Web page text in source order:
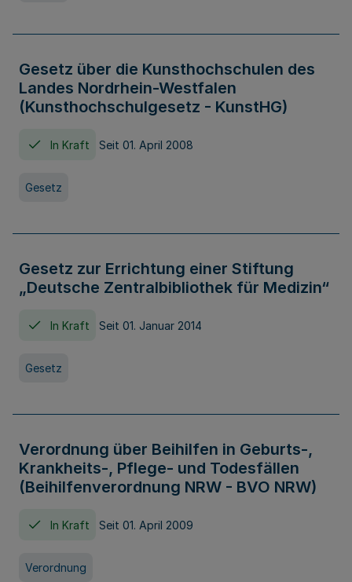
Gesetz über die Kunsthochschulen des
Landes Nordrhein-Westfalen
(Kunsthochschulgesetz - KunstHG)
In Kraft Seit 01. April 2008
Gesetz
Gesetz zur Errichtung einer Stiftung
„Deutsche Zentralbibliothek für Medizin“
In Kraft Seit 01. Januar 2014
Gesetz
Verordnung über Beihilfen in Geburts-,
Krankheits-, Pflege- und Todesfällen
(Beihilfenverordnung NRW - BVO NRW)
In Kraft Seit 01. April 2009
Verordnung